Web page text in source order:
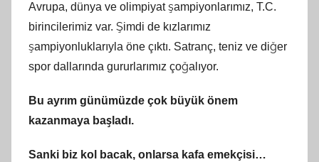
Avrupa, dünya ve olimpiyat şampiyonlarımız, T.C.
birincilerimiz var. Şimdi de kızlarımız
şampiyonluklarıyla öne çıktı. Satranç, teniz ve diğer
spor dallarında gururlarımız çoğalıyor.
Bu ayrım günümüzde çok büyük önem
kazanmaya başladı.
Sanki biz kol bacak, onlarsa kafa emekçisi…